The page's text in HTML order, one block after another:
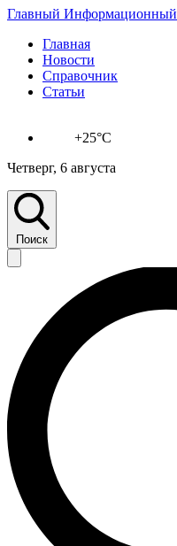
Главный Информационный
Главная
Новости
Справочник
Статьи
+25°C
Четверг, 6 августа
Поиск